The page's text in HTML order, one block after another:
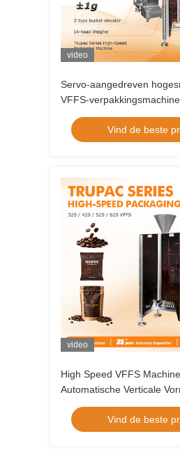
video
Servo-aangedreven
VFFS-
Vind de beste
video
High Speed VFFS Machine.
Automatische Verticale
Afdichting
Voedsel enVind de beste